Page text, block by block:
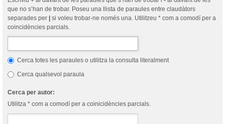
que no s’han de trobar. Poseu una llista de paraules entre claudàtors
separades per | si voleu trobar-ne només una. Utilitzeu * com a comodí per a
coincidències parcials.
Cerca totes les paraules o utilitza la consulta literalment
Cerca qualsevol paraula
Cerca per autor:
Utilitza * com a comodí per a coinicidències parcials.